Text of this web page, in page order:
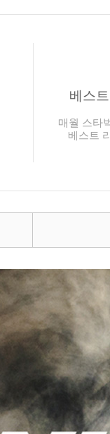
베스
매월 스타
베스트